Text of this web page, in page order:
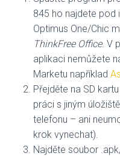
845 ho najdete pod
Optimus One/Chic
ThinkFree Office. V
aplikaci nemůžete
Marketu například
Přejděte na SD
práci s jiným
telefonu – ani
krok vynechat).
Najděte soubor